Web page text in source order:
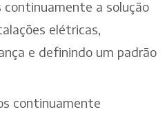
continuamente a solução
elétricas,
e definindo um padrão
continuamente